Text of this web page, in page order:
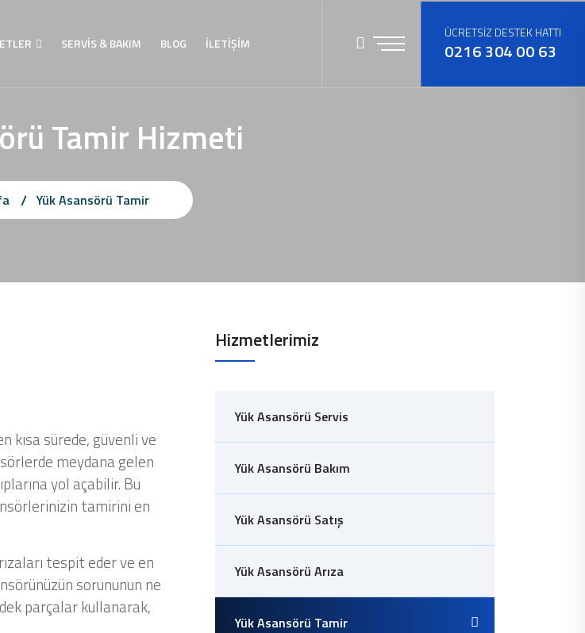
SERVİS & BAKIM BLOG İLETİŞİM
ÜCRETSİZ DESTEK HATTI
0216 304 00 63
Tamir Hizmeti
Yük Asansörü Tamir
kısa sürede, güvenli ve
meydana gelen
yol açabilir. Bu
tamirini en
tespit eder ve en
sorununun ne
parçalar kullanarak,
Hizmetlerimiz
Yük Asansörü Servis
Yük Asansörü Bakım
Yük Asansörü Satış
Yük Asansörü Arıza
Yük Asansörü Tamir